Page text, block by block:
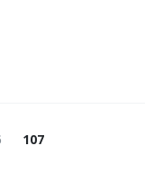
Page
107